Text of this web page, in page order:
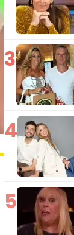
3
4
5